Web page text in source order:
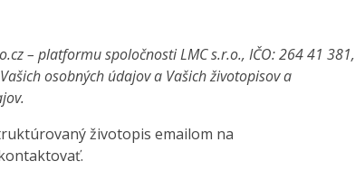
– platformu spoločnosti LMC s.r.o., IČO: 264 41 381,
osobných údajov a Vašich životopisov a
životopis emailom na